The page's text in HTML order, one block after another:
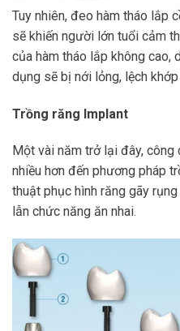
Tuy nhiên, đeo hàm tháo lắp
sẽ khiến người lớn tuổi cảm
của hàm tháo lắp không cao,
dụng sẽ bị nới lỏng, lệch khớp
Trồng răng Implant
Một vài năm trở lại đây,
nhiều hơn đến phương pháp
thuật phục hình răng gãy
lẫn chức năng ăn nhai.